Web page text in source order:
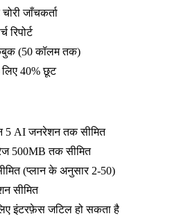
जाँचकर्ता
रिपोर्ट
(50 कॉलम तक)
लिए 40% छूट
5 AI जनरेशन तक सीमित
500MB तक सीमित
सीमित (प्लान के अनुसार 2-50)
सीमित
इंटरफ़ेस जटिल हो सकता है